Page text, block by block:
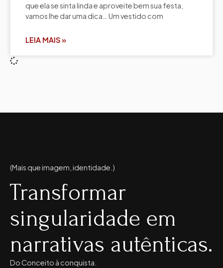
que ela se sinta linda e aproveite bem sua festa,
vamos lhe dar uma dica… Um vestido com
LEIA MAIS »
(Mais que imagem, identidade.)
Transformar
singularidade em
narrativas autênticas.
Do Conceito à conquista.